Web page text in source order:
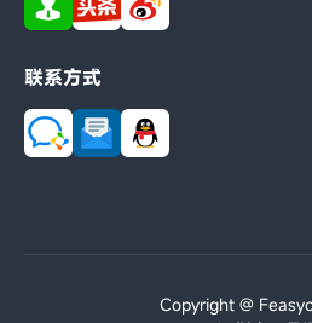
联系方式
Copyright @